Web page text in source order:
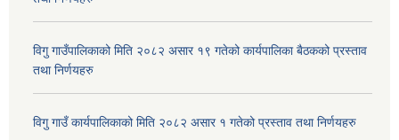
विगु गाउँपालिकाको मिति २०८२ असार १९ गतेको कार्यपालिका बैठकको प्रस्ताव
तथा निर्णयहरु
विगु गाउँ कार्यपालिकाको मिति २०८२ असार १ गतेको प्रस्ताव तथा निर्णयहरु